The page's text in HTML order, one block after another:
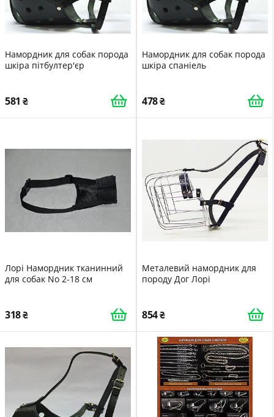
Намордник для собак порода
шкіра пітбултер'єр
581
Намордник для собак порода
шкіра спаніель
478
Лорі Намордник тканинний
для собак No 2-18 см
318
Металевий намордник для
породу Дог Лорі
854